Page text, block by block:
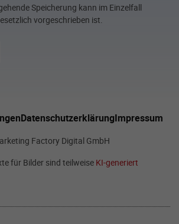
Speicherung kann im Einzelfall
vorgeschrieben ist.
DatenschutzerklärungImpressum
Factory Digital GmbH
für Bilder sind teilweise KI-generiert